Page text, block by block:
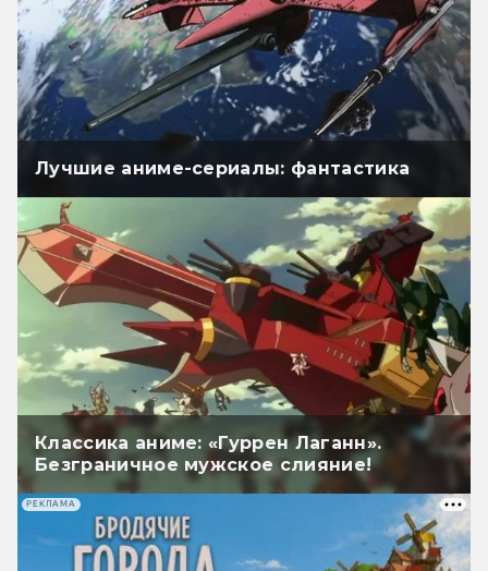
Лучшие аниме-сериалы: фантастика
Классика аниме: «Гуррен Лаганн».
Безграничное мужское слияние!
РЕКЛАМА